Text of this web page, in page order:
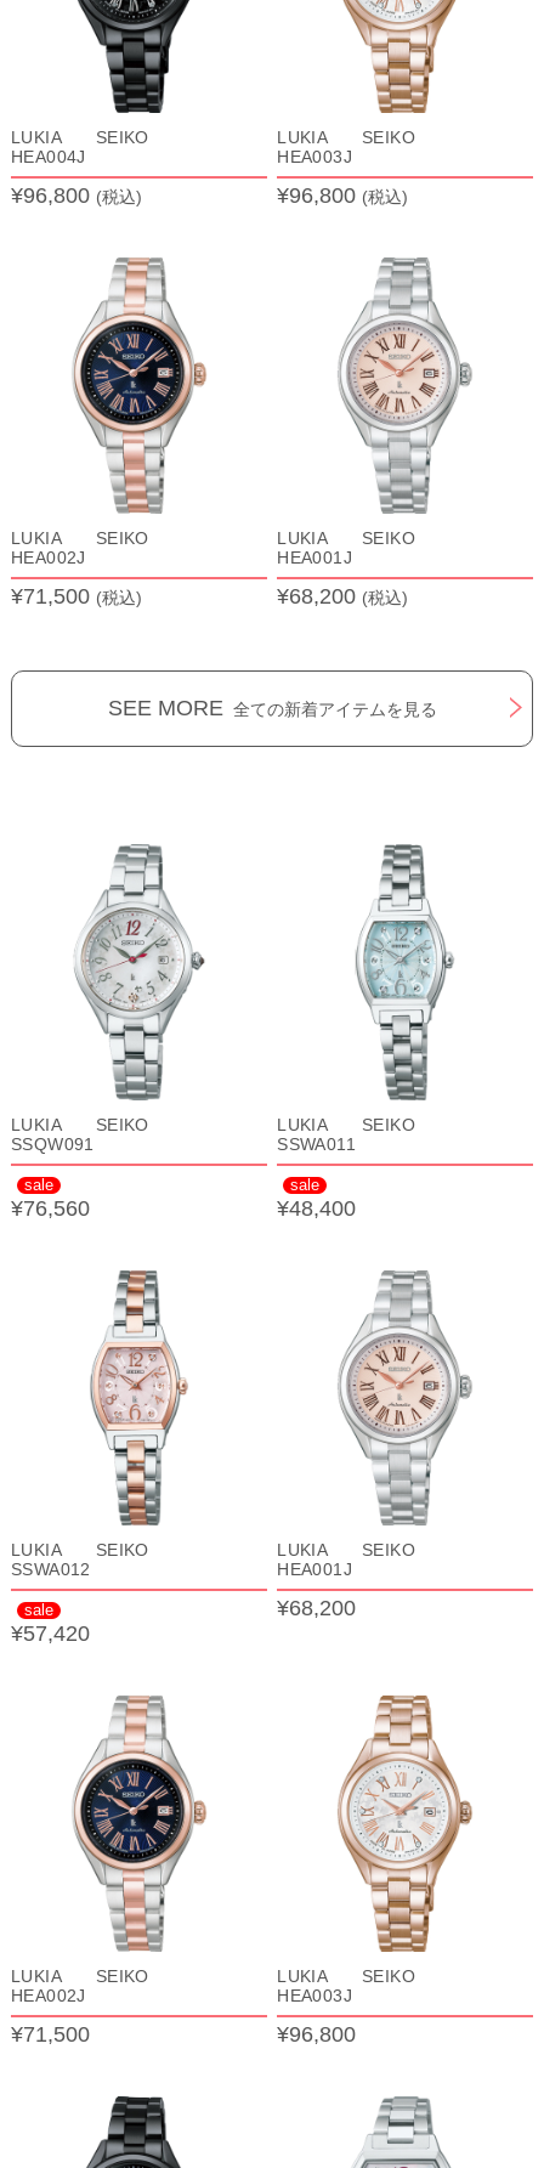
LUKIA SEIKO
HEA004J
¥96,800 (税込)
LUKIA SEIKO
HEA003J
¥96,800 (税込)
LUKIA SEIKO
HEA002J
¥71,500 (税込)
LUKIA SEIKO
HEA001J
¥68,200 (税込)
SEE MORE 全ての新着アイテムを見る
LUKIA SEIKO
SSQW091
sale
¥76,560
LUKIA SEIKO
SSWA011
sale
¥48,400
LUKIA SEIKO
SSWA012
sale
¥57,420
LUKIA SEIKO
HEA001J
¥68,200
LUKIA SEIKO
HEA002J
¥71,500
LUKIA SEIKO
HEA003J
¥96,800